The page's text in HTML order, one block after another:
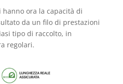
ora la capacità di
da un filo di prestazioni
tipo di raccolto, in
regolari.